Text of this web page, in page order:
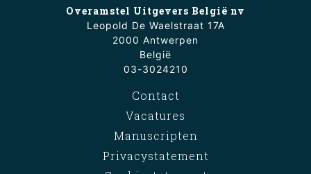
Overamstel Uitgevers België nv
Leopold De Waelstraat 17A
2000 Antwerpen
België
03-3024210
Contact
Vacatures
Manuscripten
Privacystatement